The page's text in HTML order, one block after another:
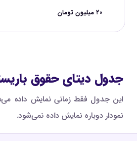
۲۰ میلیون تومان
جدول دیتای حقوق
این جدول فقط زمانی نمایش داده
نمودار دوباره نمایش داده نمی‌شود.